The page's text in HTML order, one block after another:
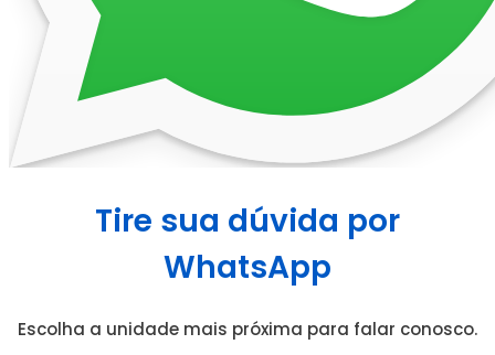
Tire sua dúvida por
WhatsApp
Escolha a unidade mais próxima para falar conosco.